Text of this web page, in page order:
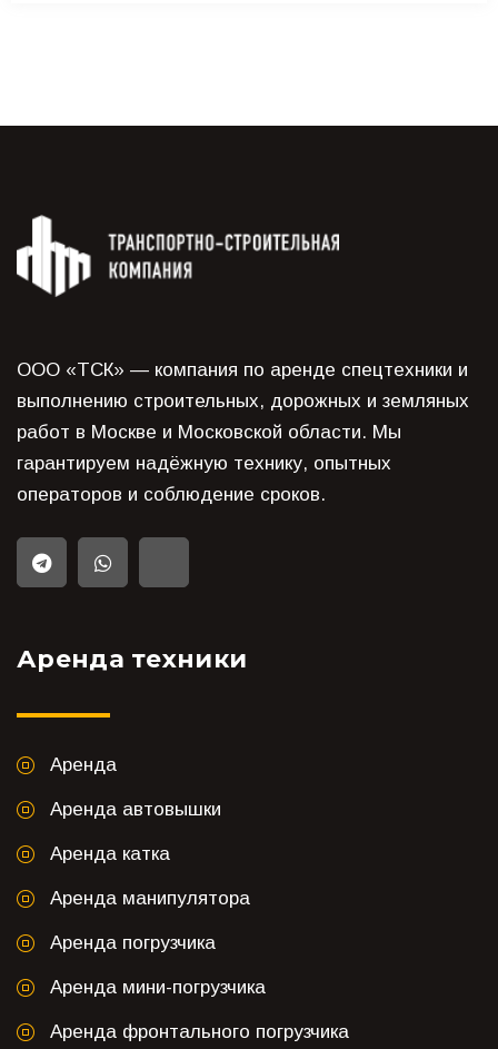
ООО «ТСК» — компания по аренде спецтехники и
выполнению строительных, дорожных и земляных
работ в Москве и Московской области. Мы
гарантируем надёжную технику, опытных
операторов и соблюдение сроков.
Аренда техники
Аренда
Аренда автовышки
Аренда катка
Аренда манипулятора
Аренда погрузчика
Аренда мини-погрузчика
Аренда фронтального погрузчика